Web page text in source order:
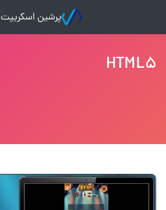
پرشین اسکریپت
HTML5